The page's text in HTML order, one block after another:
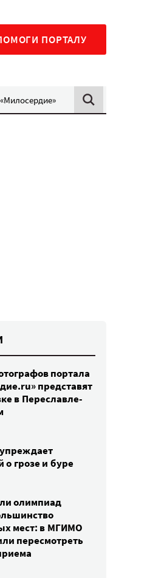
ПОРТАЛУ
портала
представят
в Переславле-
о грозе и буре
олимпиад
мест: в МГИМО
пересмотреть